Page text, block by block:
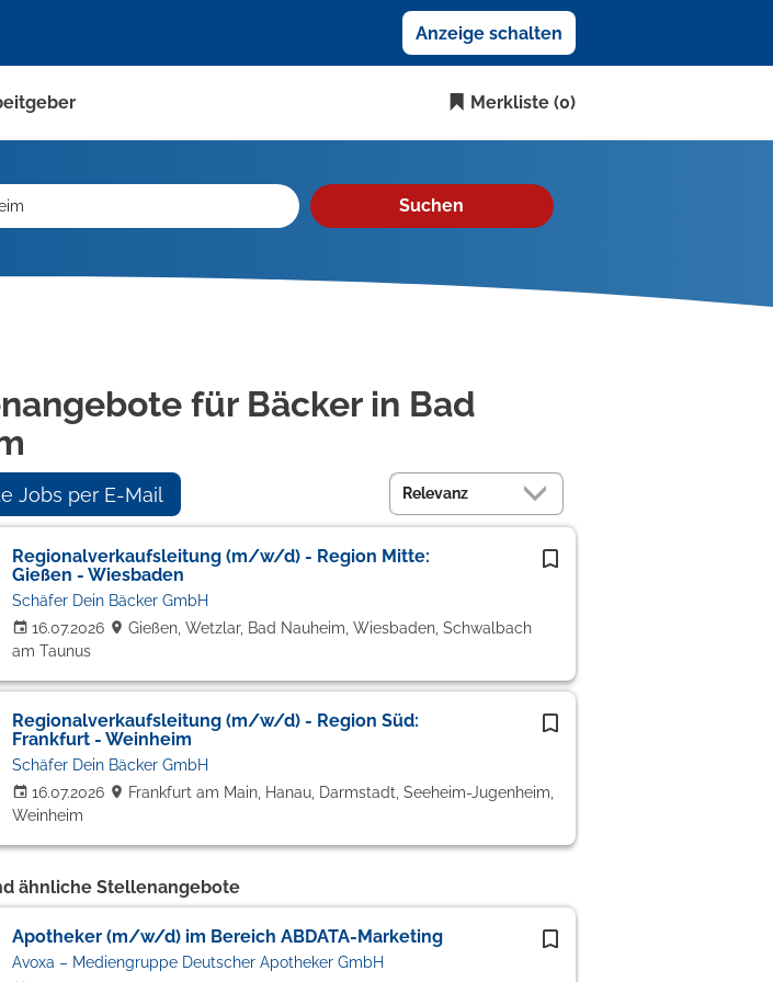
Anzeige schalten
Merkliste (0)
Suchen
für Bäcker in Bad
Jobs per E-Mail
Regionalverkaufsleitung (m/w/d) - Region Mitte:
Gießen - Wiesbaden
16.07.2026
Schäfer Dein Bäcker GmbH
Gießen, Wetzlar, Bad Nauheim, Wiesbaden, Schwalbach
am Taunus
Regionalverkaufsleitung (m/w/d) - Region Süd:
Frankfurt - Weinheim
16.07.2026
Schäfer Dein Bäcker GmbH
Frankfurt am Main, Hanau, Darmstadt, Seeheim-Jugenheim,
Weinheim
ähnliche Stellenangebote
Apotheker (m/w/d) im Bereich ABDATA-Marketing
Avoxa – Mediengruppe Deutscher Apotheker GmbH